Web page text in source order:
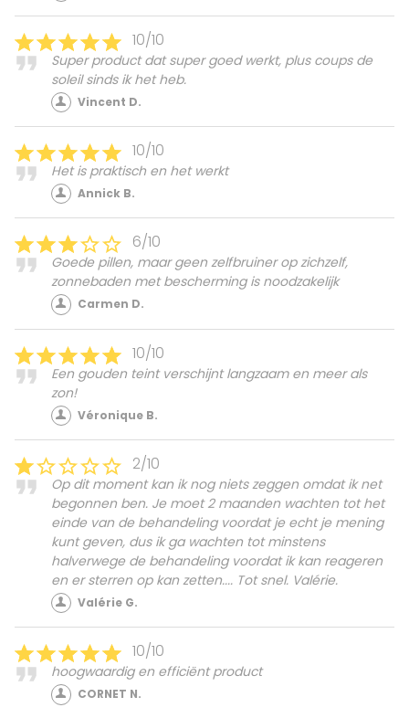
10/10
Super product dat super goed werkt, plus coups de
soleil sinds ik het heb.
Vincent D.
10/10
Het is praktisch en het werkt
Annick B.
6/10
Goede pillen, maar geen zelfbruiner op zichzelf,
zonnebaden met bescherming is noodzakelijk
Carmen D.
10/10
Een gouden teint verschijnt langzaam en meer als
zon!
Véronique B.
2/10
Op dit moment kan ik nog niets zeggen omdat ik net
begonnen ben. Je moet 2 maanden wachten tot het
einde van de behandeling voordat je echt je mening
kunt geven, dus ik ga wachten tot minstens
halverwege de behandeling voordat ik kan reageren
en er sterren op kan zetten.... Tot snel. Valérie.
Valérie G.
10/10
hoogwaardig en efficiënt product
CORNET N.